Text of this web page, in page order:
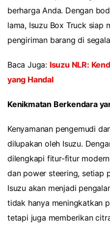
berharga Anda. Dengan
lama, Isuzu Box Truck siap
pengiriman barang di
Baca Juga: Isuzu NLR:
yang Handal
Kenikmatan Berkendara
Kenyamanan pengemudi
dilupakan oleh Isuzu.
dilengkapi fitur-fitur
dan power steering, setiap
Isuzu akan menjadi
tidak hanya meningkatkan
tetapi juga memberikan